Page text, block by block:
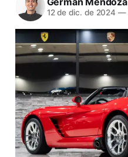
12 de dic. de 2024 —